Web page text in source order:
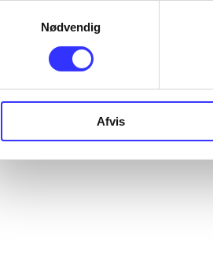
Nødvendig
Afvis
...